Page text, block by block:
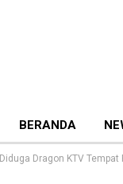
BERANDA
Diduga Dragon KTV